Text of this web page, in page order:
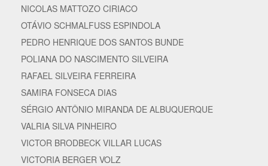
NICOLAS MATTOZO CIRIACO
OTÁVIO SCHMALFUSS ESPINDOLA
PEDRO HENRIQUE DOS SANTOS BUNDE
POLIANA DO NASCIMENTO SILVEIRA
RAFAEL SILVEIRA FERREIRA
SAMIRA FONSECA DIAS
SÉRGIO ANTÔNIO MIRANDA DE ALBUQUERQUE
VALRIA SILVA PINHEIRO
VICTOR BRODBECK VILLAR LUCAS
VICTORIA BERGER VOLZ